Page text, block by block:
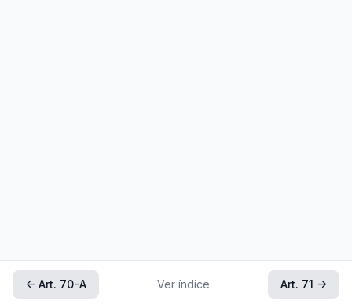
← Art. 70-A Ver índice Art. 71 →